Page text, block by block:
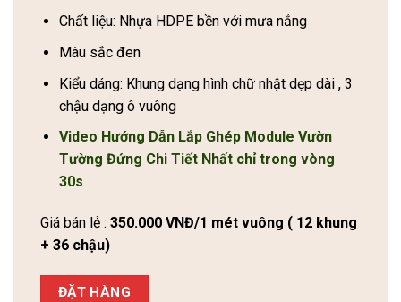
Chất liệu: Nhựa HDPE bền với mưa nắng
Màu sắc đen
Kiểu dáng: Khung dạng hình chữ nhật dẹp dài , 3
chậu dạng ô vuông
Video Hướng Dẫn Lắp Ghép Module Vườn
Tường Đứng Chi Tiết Nhất chỉ trong vòng
30s
Giá bán lẻ : 350.000 VNĐ/1 mét vuông ( 12 khung
+ 36 chậu)
ĐẶT HÀNG